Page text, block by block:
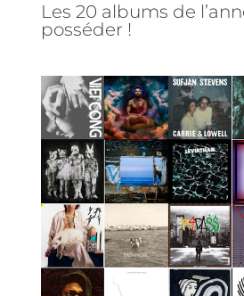
Les 20 albums de
posséder !